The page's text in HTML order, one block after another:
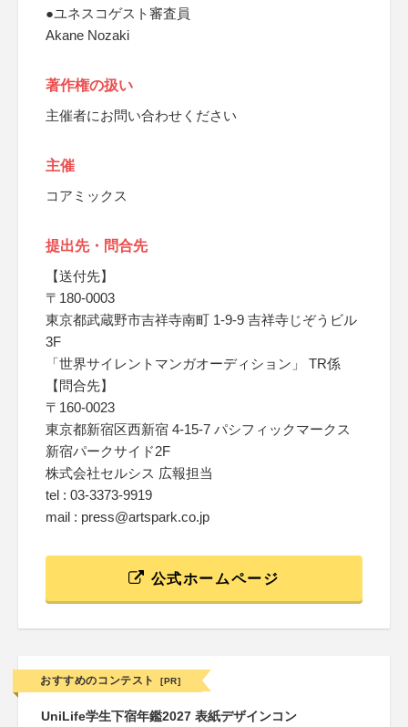
●ユネスコゲスト審査員
Akane Nozaki
著作権の扱い
主催者にお問い合わせください
主催
コアミックス
提出先・問合先
【送付先】
〒180-0003
東京都武蔵野市吉祥寺南町 1-9-9 吉祥寺じぞうビル
3F
「世界サイレントマンガオーディション」 TR係
【問合先】
〒160-0023
東京都新宿区西新宿 4-15-7 パシフィックマークス
新宿パークサイド2F
株式会社セルシス 広報担当
tel : 03-3373-9919
mail : press@artspark.co.jp
公式ホームページ
おすすめのコンテスト [PR]
UniLife学生下宿年鑑2027 表紙デザインコン